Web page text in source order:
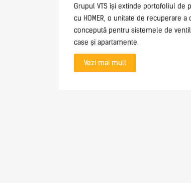
Grupul VTS își extinde portofoliul de
cu HOMER, o unitate de recuperare a
concepută pentru sistemele de
case și apartamente.
Vezi mai mult